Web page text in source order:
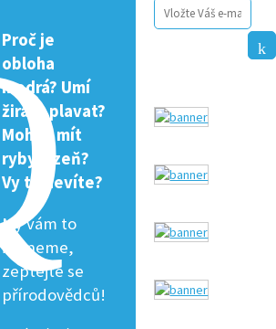
Proč je
obloha
modrá? Umí
žirafa plavat?
Mohou mít
ryby žízeň?
Vy to nevíte?
My vám to
řekneme,
zeptejte se
přírodovědců!